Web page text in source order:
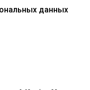
данных